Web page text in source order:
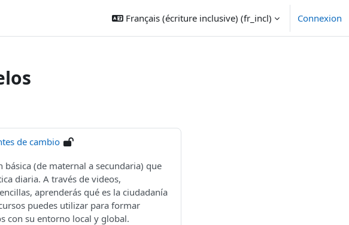
Français (écriture inclusive) ‎(fr_incl)‎ Connexion
de cambio
básica (de maternal a secundaria) que
diaria. A través de videos,
aprenderás qué es la ciudadanía
puedes utilizar para formar
con su entorno local y global.